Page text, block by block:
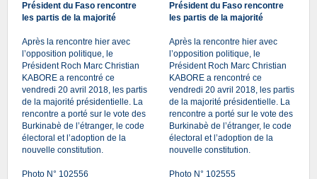
Président du Faso rencontre
les partis de la majorité
Après la rencontre hier avec
l’opposition politique, le
Président Roch Marc Christian
KABORE a rencontré ce
vendredi 20 avril 2018, les partis
de la majorité présidentielle. La
rencontre a porté sur le vote des
Burkinabè de l’étranger, le code
électoral et l’adoption de la
nouvelle constitution.
Photo N° 102556
Président du Faso rencontre
les partis de la majorité
Après la rencontre hier avec
l’opposition politique, le
Président Roch Marc Christian
KABORE a rencontré ce
vendredi 20 avril 2018, les partis
de la majorité présidentielle. La
rencontre a porté sur le vote des
Burkinabè de l’étranger, le code
électoral et l’adoption de la
nouvelle constitution.
Photo N° 102555